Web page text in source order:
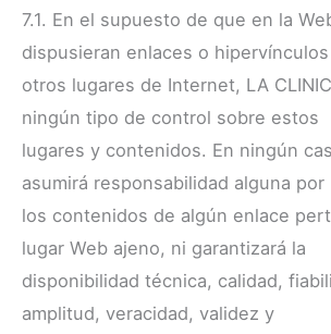
7.1. En el supuesto de que en la
dispusieran enlaces o
otros lugares de Internet, LA
ningún tipo de control sobre estos
lugares y contenidos. En ningún
asumirá responsabilidad alguna por
los contenidos de algún enlace
lugar Web ajeno, ni garantizará la
disponibilidad técnica, calidad,
amplitud, veracidad, validez y